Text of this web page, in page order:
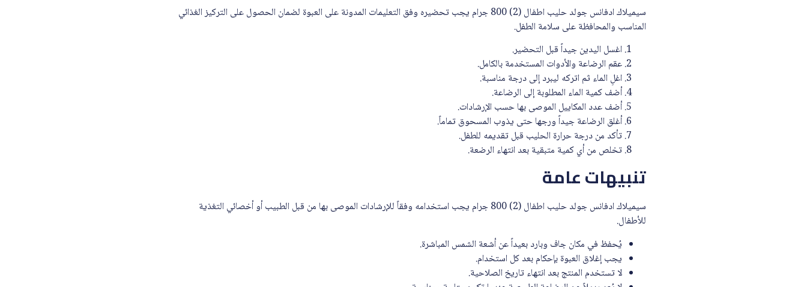
سيميلاك ادفانس جولد حليب اطفال (2) 800 جرام يجب تحضيره وفق التعليمات المدونة على العبوة لضمان الحصول على التركيز الغذائي
المناسب والمحافظة على سلامة الطفل.
اغسل اليدين جيداً قبل التحضير.
عقم الرضاعة والأدوات المستخدمة بالكامل.
اغلِ الماء ثم اتركه ليبرد إلى درجة مناسبة.
أضف كمية الماء المطلوبة إلى الرضاعة.
أضف عدد المكاييل الموصى بها حسب الإرشادات.
أغلق الرضاعة جيداً ورجها حتى يذوب المسحوق تماماً.
تأكد من درجة حرارة الحليب قبل تقديمه للطفل.
تخلص من أي كمية متبقية بعد انتهاء الرضعة.
تنبيهات عامة
سيميلاك ادفانس جولد حليب اطفال (2) 800 جرام يجب استخدامه وفقاً للإرشادات الموصى بها من قبل الطبيب أو أخصائي التغذية
للأطفال.
يُحفظ في مكان جاف وبارد بعيداً عن أشعة الشمس المباشرة.
يجب إغلاق العبوة بإحكام بعد كل استخدام.
لا تستخدم المنتج بعد انتهاء تاريخ الصلاحية.